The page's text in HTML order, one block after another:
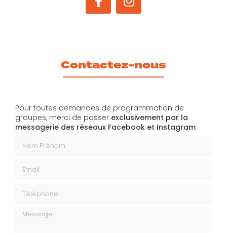
Contactez-nous
Pour toutes demandes de programmation de
groupes, merci de passer exclusivement par la
messagerie des réseaux Facebook et Instagram
Message